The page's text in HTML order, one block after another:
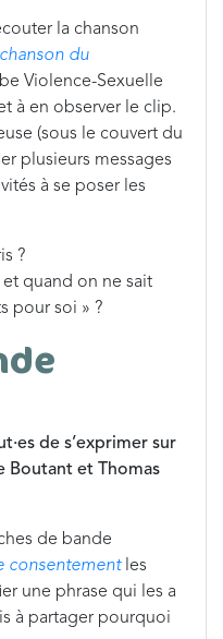
la chanson
du
Violence-Sexuelle
à en observer le clip.
(sous le couvert du
plusieurs messages
à se poser les
?
quand on ne sait
pour soi » ?
de s’exprimer sur
Boutant et Thomas
de bande
consentement les
une phrase qui les a
à partager pourquoi